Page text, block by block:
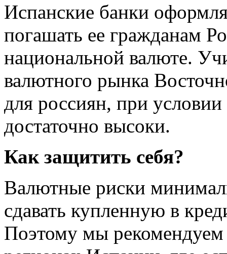
Испанские банки
погашать ее гражданам
национальной валюте.
валютного рынка
для россиян, при
достаточно высоки.
Как защитить себя?
Валютные риски
сдавать купленную в
Поэтому мы рекомендуем